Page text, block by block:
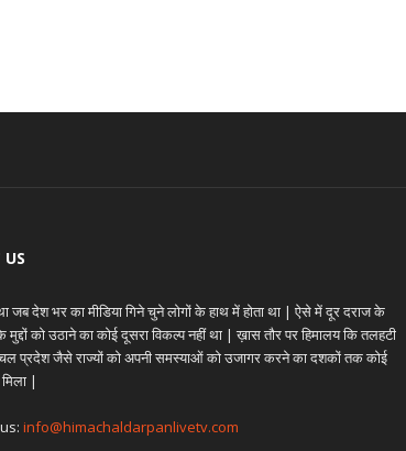
जब देश भर का मीडिया गिने चुने लोगों के हाथ में होता था | ऐसे में दूर दराज के
मुद्दों को उठाने का कोई दूसरा विकल्प नहीं था | ख़ास तौर पर हिमालय कि तलहटी
प्रदेश जैसे राज्यों को अपनी समस्याओं को उजागर करने का दशकों तक कोई
|
info@himachaldarpanlivetv.com